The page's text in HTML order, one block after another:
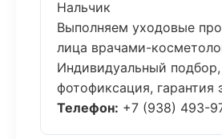
Нальчик
Выполняем уходовые
лица врачами-
Индивидуальный подбор,
фотофиксация, гарантия
Телефон: +7 (938) 493-